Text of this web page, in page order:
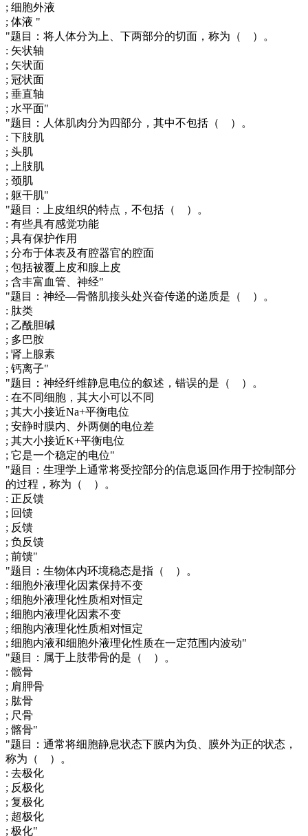
; 细胞外液
; 体液 "
"题目：将人体分为上、下两部分的切面，称为（ ）。
: 矢状轴
; 矢状面
; 冠状面
; 垂直轴
; 水平面"
"题目：人体肌肉分为四部分，其中不包括（ ）。
: 下肢肌
; 头肌
; 上肢肌
; 颈肌
; 躯干肌"
"题目：上皮组织的特点，不包括（ ）。
: 有些具有感觉功能
; 具有保护作用
; 分布于体表及有腔器官的腔面
; 包括被覆上皮和腺上皮
; 含丰富血管、神经"
"题目：神经—骨骼肌接头处兴奋传递的递质是（ ）。
: 肽类
; 乙酰胆碱
; 多巴胺
; 肾上腺素
; 钙离子"
"题目：神经纤维静息电位的叙述，错误的是（ ）。
: 在不同细胞，其大小可以不同
; 其大小接近Na+平衡电位
; 安静时膜内、外两侧的电位差
; 其大小接近K+平衡电位
; 它是一个稳定的电位"
"题目：生理学上通常将受控部分的信息返回作用于控制部分
的过程，称为（ ）。
: 正反馈
; 回馈
; 反馈
; 负反馈
; 前馈"
"题目：生物体内环境稳态是指（ ）。
: 细胞外液理化因素保持不变
; 细胞外液理化性质相对恒定
; 细胞内液理化因素不变
; 细胞内液理化性质相对恒定
; 细胞内液和细胞外液理化性质在一定范围内波动"
"题目：属于上肢带骨的是（ ）。
: 髋骨
; 肩胛骨
; 肱骨
; 尺骨
; 髂骨"
"题目：通常将细胞静息状态下膜内为负、膜外为正的状态，
称为（ ）。
: 去极化
; 反极化
; 复极化
; 超极化
; 极化"